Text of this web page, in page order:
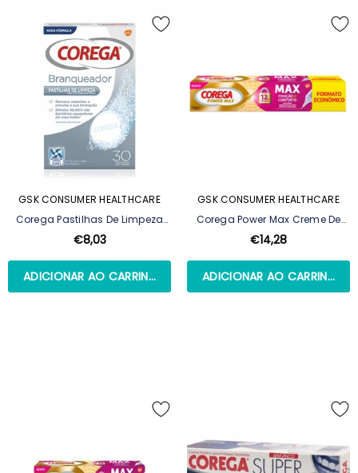
GSK CONSUMER HEALTHCARE
Corega Pastilhas De Limpeza
Branqueadora Para Prótese
€8,03
ADICIONAR AO CARRINHO
GSK CONSUMER HEALTHCARE
Corega Power Max Creme De
Fixação E Conforto 70g
€14,28
ADICIONAR AO CARRINHO